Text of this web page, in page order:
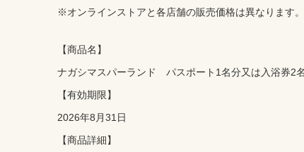
※オンラインストアと各店舗の販売価格は異なります。
【商品名】
【有効期限】
【商品詳細】